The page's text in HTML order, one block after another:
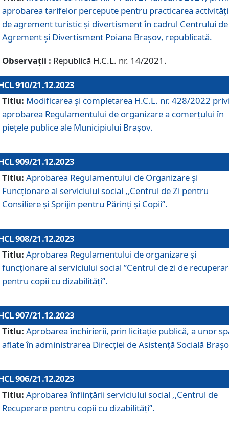
aprobarea tarifelor percepute pentru practicarea
de agrement turistic și divertisment în cadrul Centrului de
Agrement și Divertisment Poiana Brașov, republicată.
Observații : Republică H.C.L. nr. 14/2021.
910/21.12.2023
Titlu: Modificarea și completarea H.C.L. nr. 428/2022
aprobarea Regulamentului de organizare a comerțului în
piețele publice ale Municipiului Braşov.
909/21.12.2023
Titlu: Aprobarea Regulamentului de Organizare și
Funcționare al serviciului social ,,Centrul de Zi pentru
Consiliere şi Sprijin pentru Părinţi şi Copii”.
908/21.12.2023
Titlu: Aprobarea Regulamentului de organizare şi
funcţionare al serviciului social ”Centrul de zi de
pentru copii cu dizabilități”.
907/21.12.2023
Titlu: Aprobarea închirierii, prin licitație publică, a unor
aflate în administrarea Direcției de Asistență Socială
906/21.12.2023
Titlu: Aprobarea înființării serviciului social ,,Centrul de
Recuperare pentru copii cu dizabilități”.